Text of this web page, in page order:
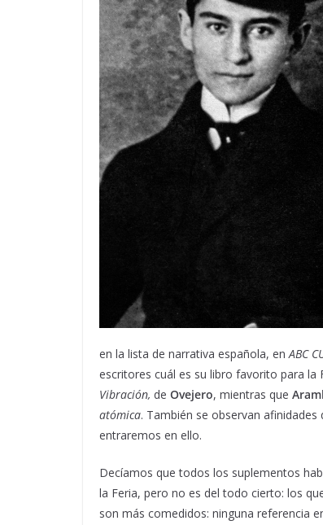
en la lista de narrativa española, enABC
escritores cuál es su libro favorito para la
Vibración, de Ovejero, mientras que
atómica. También se observan
entraremos en ello.
Decíamos que todos los suplementos
la Feria, pero no es del todo cierto: los
son más comedidos: ninguna referencia